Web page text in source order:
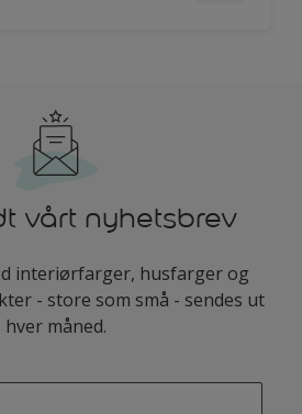
vårt nyhetsbrev
interiørfarger, husfarger og
- store som små - sendes ut
hver måned.